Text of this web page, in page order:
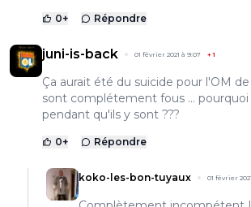
0+ Répondre
juni-is-back 01 février 2021 à 9:07 +1
Ça aurait été du suicide pour l'OM
sont complétement fous ... pourquoi
pendant qu'ils y sont ???
0+ Répondre
koko-les-bon-tuyaux 01 février